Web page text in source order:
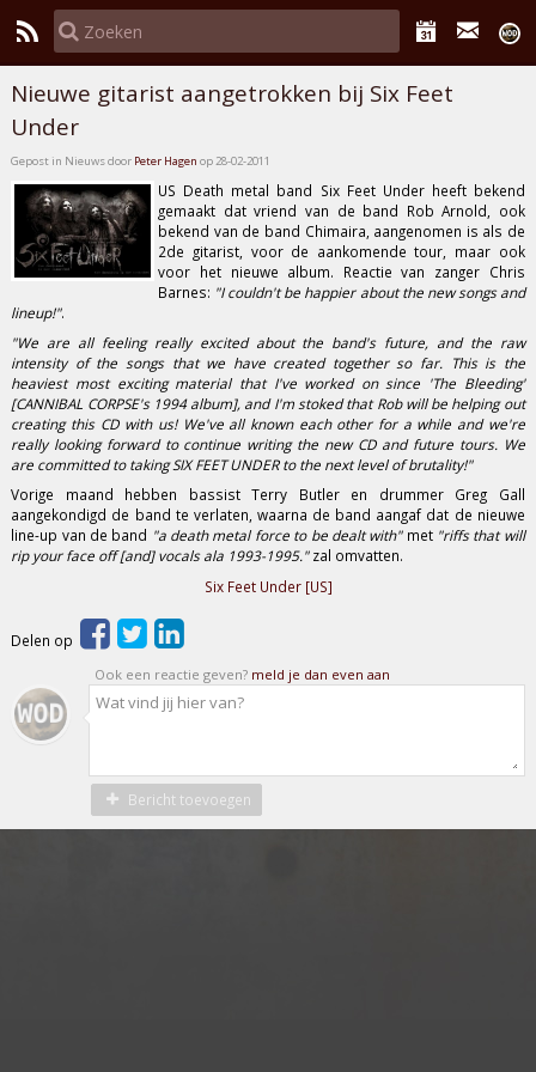
Nieuwe gitarist aangetrokken bij Six Feet
Under
Gepost in Nieuws door Peter Hagen op 28-02-2011
US Death metal band Six Feet Underheeft bekend
gemaakt dat vriend van de band Rob Arnold , ook
bekend van de band Chimaira , aangenomen is als de
2de gitarist, voor de aankomende tour, maar ook
voor het nieuwe album. Reactie van zanger Chris
Barnes: "I couldn't be happier about the new songs and
lineup!".
"We are all feeling really excited about the band's future, and the raw
intensity of the songs that we have created together so far. This is the
heaviest most exciting material that I've worked on since 'The Bleeding'
[CANNIBAL CORPSE's 1994 album], and I'm stoked that Rob will be helping out
creating this CD with us! We've all known each other for a while and we're
really looking forward to continue writing the new CD and future tours. We
are committed to taking SIX FEET UNDER to the next level of brutality!"
Vorige maand hebben bassistTerry Butleren drummer Greg Gall
aangekondigd de band te verlaten, waarna de band aangaf dat de nieuwe
line-up van de band "a death metal force to be dealt with"met "riffs that will
rip your face off [and] vocals ala 1993-1995."zal omvatten.
Six Feet Under [US]
Delen op
Ook een reactie geven? meld je dan even aan
Bericht toevoegen